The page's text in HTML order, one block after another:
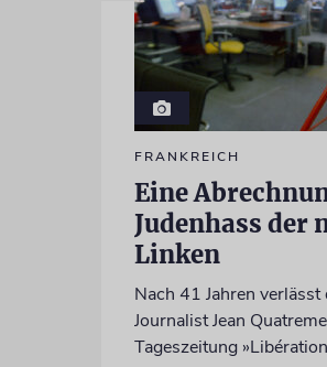
FRANKREICH
Eine
Judenhass der
Linken
Nach 41 Jahren verlässt
Journalist Jean
Tageszeitung